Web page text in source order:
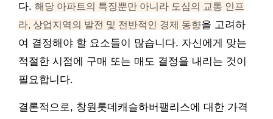
다. 해당 아파트의 특징뿐만 아니라 도심의 교통 인프
라, 상업지역의 발전 및 전반적인 경제 동향을 고려하
여 결정해야 할 요소들이 많습니다. 자신에게 맞는
적절한 시점에 구매 또는 매도 결정을 내리는 것이
필요합니다.
결론적으로, 창원롯데캐슬하버팰리스에 대한 가격